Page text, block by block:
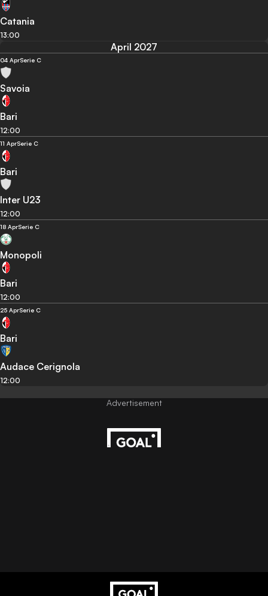
Catania
13:00
April 2027
04 AprSerie C
Savoia
Bari
12:00
11 AprSerie C
Bari
Inter U23
12:00
18 AprSerie C
Monopoli
Bari
12:00
25 AprSerie C
Bari
Audace Cerignola
12:00